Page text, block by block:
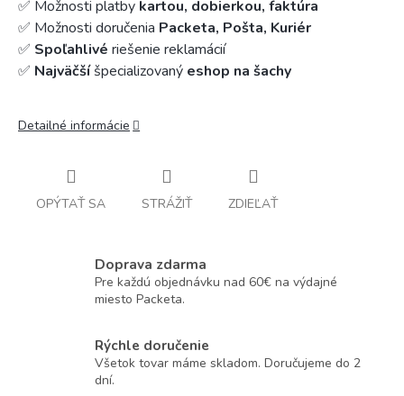
✅ Možnosti platby kartou, dobierkou, faktúra
✅ Možnosti doručenia Packeta, Pošta, Kuriér
✅ Spoľahlivé riešenie reklamácií
✅ Najväčšíšpecializovaný eshop na šachy
Detailné informácie
OPÝTAŤ SA STRÁŽIŤ ZDIEĽAŤ
Doprava zdarma
Pre každú objednávku nad 60€ na výdajné
miesto Packeta.
Rýchle doručenie
Všetok tovar máme skladom. Doručujeme do 2
dní.